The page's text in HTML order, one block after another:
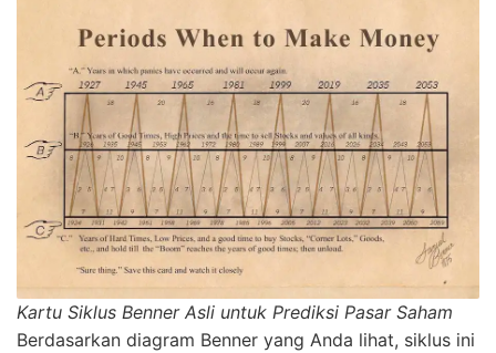
Kartu Siklus Benner Asli untuk Prediksi Pasar Saham
Berdasarkan diagram Benner yang Anda lihat, siklus ini